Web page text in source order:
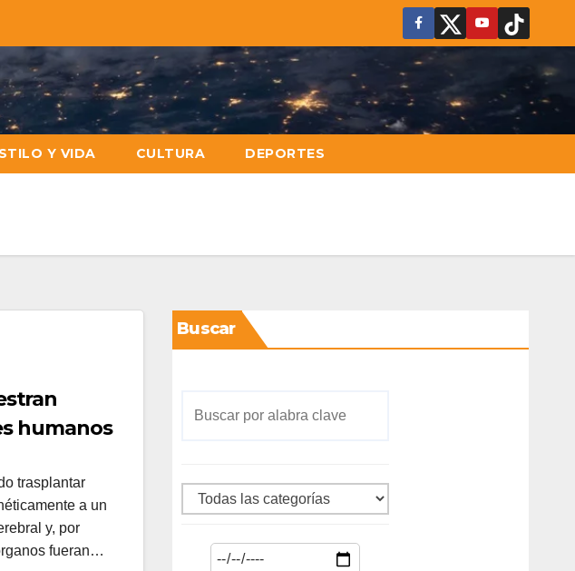
Y VIDA CULTURA DEPORTES
humanos
trasplantar
a un
y, por
fueran…
Buscar